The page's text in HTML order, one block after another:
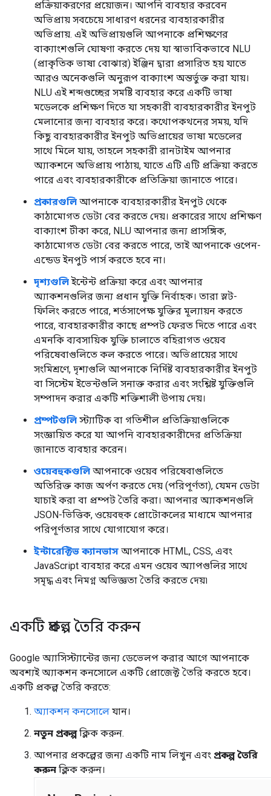
প্রক্রিয়াকরণের প্রয়োজন। আপনি ব্যবহার করবেন
অভিপ্রায় সবচেয়ে সাধারণ ধরনের ব্যবহারকারীর
অভিপ্রায়. এই অভিপ্রায়গুলি আপনাকে প্রশিক্ষণের
বাক্যাংশগুলি ঘোষণা করতে দেয় যা স্বাভাবিকভাবে NLU
(প্রাকৃতিক ভাষা বোঝার) ইঞ্জিন দ্বারা প্রসারিত হয় যাতে
আরও অনেকগুলি অনুরূপ বাক্যাংশ অন্তর্ভুক্ত করা যায়।
NLU এই শব্দগুচ্ছের সমষ্টি ব্যবহার করে একটি ভাষা
মডেলকে প্রশিক্ষণ দিতে যা সহকারী ব্যবহারকারীর ইনপুট
মেলানোর জন্য ব্যবহার করে। কথোপকথনের সময়, যদি
কিছু ব্যবহারকারীর ইনপুট অভিপ্রায়ের ভাষা মডেলের
সাথে মিলে যায়, তাহলে সহকারী রানটাইম আপনার
অ্যাকশনে অভিপ্রায় পাঠায়, যাতে এটি এটি প্রক্রিয়া করতে
পারে এবং ব্যবহারকারীকে প্রতিক্রিয়া জানাতে পারে।
প্রকারগুলি আপনাকে ব্যবহারকারীর ইনপুট থেকে
কাঠামোগত ডেটা বের করতে দেয়। প্রকারের সাথে প্রশিক্ষণ
বাক্যাংশ টীকা করে, NLU আপনার জন্য প্রাসঙ্গিক,
কাঠামোগত ডেটা বের করতে পারে, তাই আপনাকে ওপেন-
এন্ডেড ইনপুট পার্স করতে হবে না।
দৃশ্যগুলিইন্টেন্ট প্রক্রিয়া করে এবং আপনার
অ্যাকশনগুলির জন্য প্রধান যুক্তি নির্বাহক। তারা স্লট-
ফিলিং করতে পারে, শর্তসাপেক্ষ যুক্তির মূল্যায়ন করতে
পারে, ব্যবহারকারীর কাছে প্রম্পট ফেরত দিতে পারে এবং
এমনকি ব্যবসায়িক যুক্তি চালাতে বহিরাগত ওয়েব
পরিষেবাগুলিতে কল করতে পারে। অভিপ্রায়ের সাথে
সংমিশ্রণে, দৃশ্যগুলি আপনাকে নির্দিষ্ট ব্যবহারকারীর ইনপুট
বা সিস্টেম ইভেন্টগুলি সনাক্ত করার এবং সংশ্লিষ্ট যুক্তিগুলি
সম্পাদন করার একটি শক্তিশালী উপায় দেয়।
প্রম্পটগুলি স্ট্যাটিক বা গতিশীল প্রতিক্রিয়াগুলিকে
সংজ্ঞায়িত করে যা আপনি ব্যবহারকারীদের প্রতিক্রিয়া
জানাতে ব্যবহার করেন।
ওয়েবহুকগুলি আপনাকে ওয়েব পরিষেবাগুলিতে
অতিরিক্ত কাজ অর্পণ করতে দেয় (পরিপূর্ণতা), যেমন ডেটা
যাচাই করা বা প্রম্পট তৈরি করা। আপনার অ্যাকশনগুলি
JSON-ভিত্তিক, ওয়েবহুক প্রোটোকলের মাধ্যমে আপনার
পরিপূর্ণতার সাথে যোগাযোগ করে।
ইন্টারেক্টিভ ক্যানভাস আপনাকে HTML, CSS, এবং
JavaScript ব্যবহার করে এমন ওয়েব অ্যাপগুলির সাথে
সমৃদ্ধ এবং নিমগ্ন অভিজ্ঞতা তৈরি করতে দেয়৷
একটি প্রকল্প তৈরি করুন
Google অ্যাসিস্ট্যান্টের জন্য ডেভেলপ করার আগে আপনাকে
অবশ্যই অ্যাকশন কনসোলে একটি প্রোজেক্ট তৈরি করতে হবে।
একটি প্রকল্প তৈরি করতে:
অ্যাকশন কনসোলে যান।
নতুন প্রকল্পক্লিক করুন.
আপনার প্রকল্পের জন্য একটি নাম লিখুন এবং প্রকল্প তৈরি
করুন ক্লিক করুন।